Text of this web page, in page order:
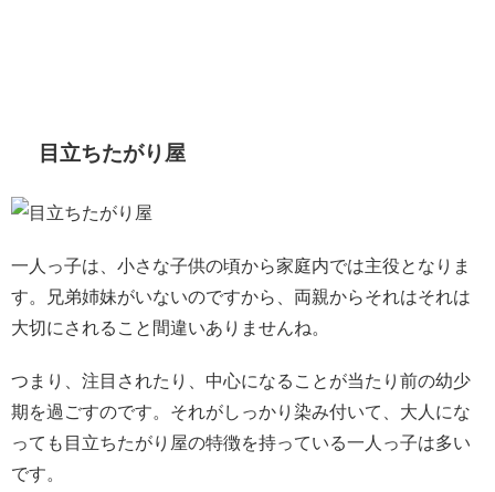
目立ちたがり屋
一人っ子は、小さな子供の頃から家庭内では主役となりま
す。兄弟姉妹がいないのですから、両親からそれはそれは
大切にされること間違いありませんね。
つまり、注目されたり、中心になることが当たり前の幼少
期を過ごすのです。それがしっかり染み付いて、大人にな
っても目立ちたがり屋の特徴を持っている一人っ子は多い
です。